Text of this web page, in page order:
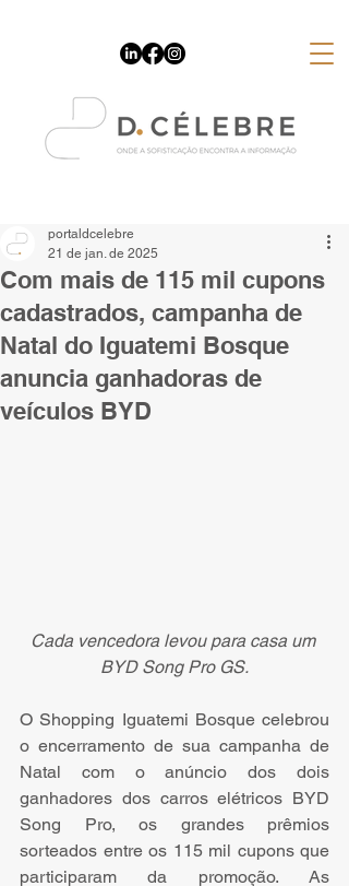
Com mais de 115 mil cupons
cadastrados, campanha de
Natal do Iguatemi Bosque
anuncia ganhadoras de
veículos BYD
portaldcelebre
21 de jan. de 2025
Cada vencedora levou para casa um
BYD Song Pro GS.
O Shopping Iguatemi Bosque celebrou
o encerramento de sua campanha de
Natal com o anúncio dos dois
ganhadores dos carros elétricos BYD
Song Pro, os grandes prêmios
sorteados entre os 115 mil cupons que
participaram da promoção. As